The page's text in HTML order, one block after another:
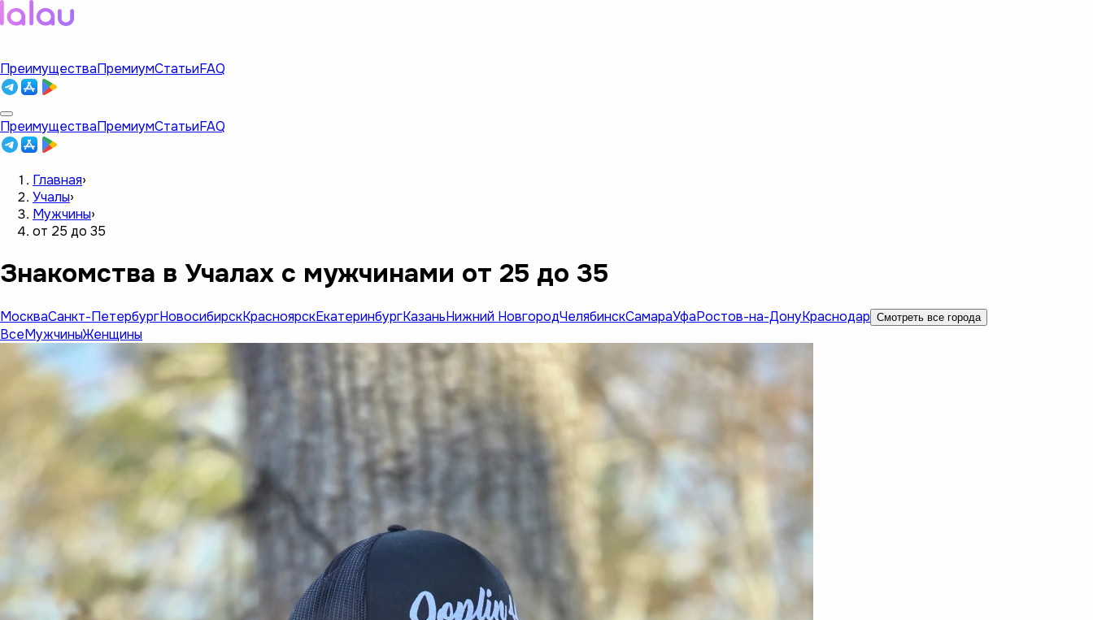
ПреимуществаПремиумСтатьиFAQ
ПреимуществаПремиумСтатьиFAQ
Главная›
Учалы›
Мужчины›
от 25 до 35
Знакомства в Учалах с мужчинами от 25 до 35
МоскваСанкт-ПетербургНовосибирскКрасноярскЕкатеринбургКазаньНижний НовгородЧелябинскСамараУфаРостов-на-ДонуКраснодар Смотреть все города
ВсеМужчиныЖенщины